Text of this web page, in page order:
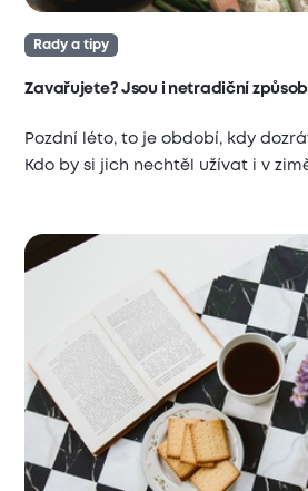
Rady a tipy
Zavařujete? Jsou i netradiční
Pozdní léto, to je období, kdy
Kdo by si jich nechtěl užívat i v